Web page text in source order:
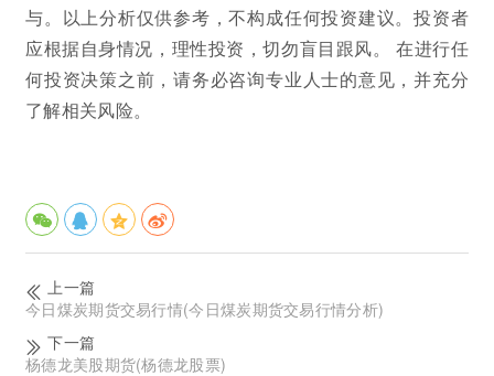
与。以上分析仅供参考，不构成任何投资建议。投资者
应根据自身情况，理性投资，切勿盲目跟风。 在进行任
何投资决策之前，请务必咨询专业人士的意见，并充分
了解相关风险。
上一篇
今日煤炭期货交易行情(今日煤炭期货交易行情分析)
下一篇
杨德龙美股期货(杨德龙股票)